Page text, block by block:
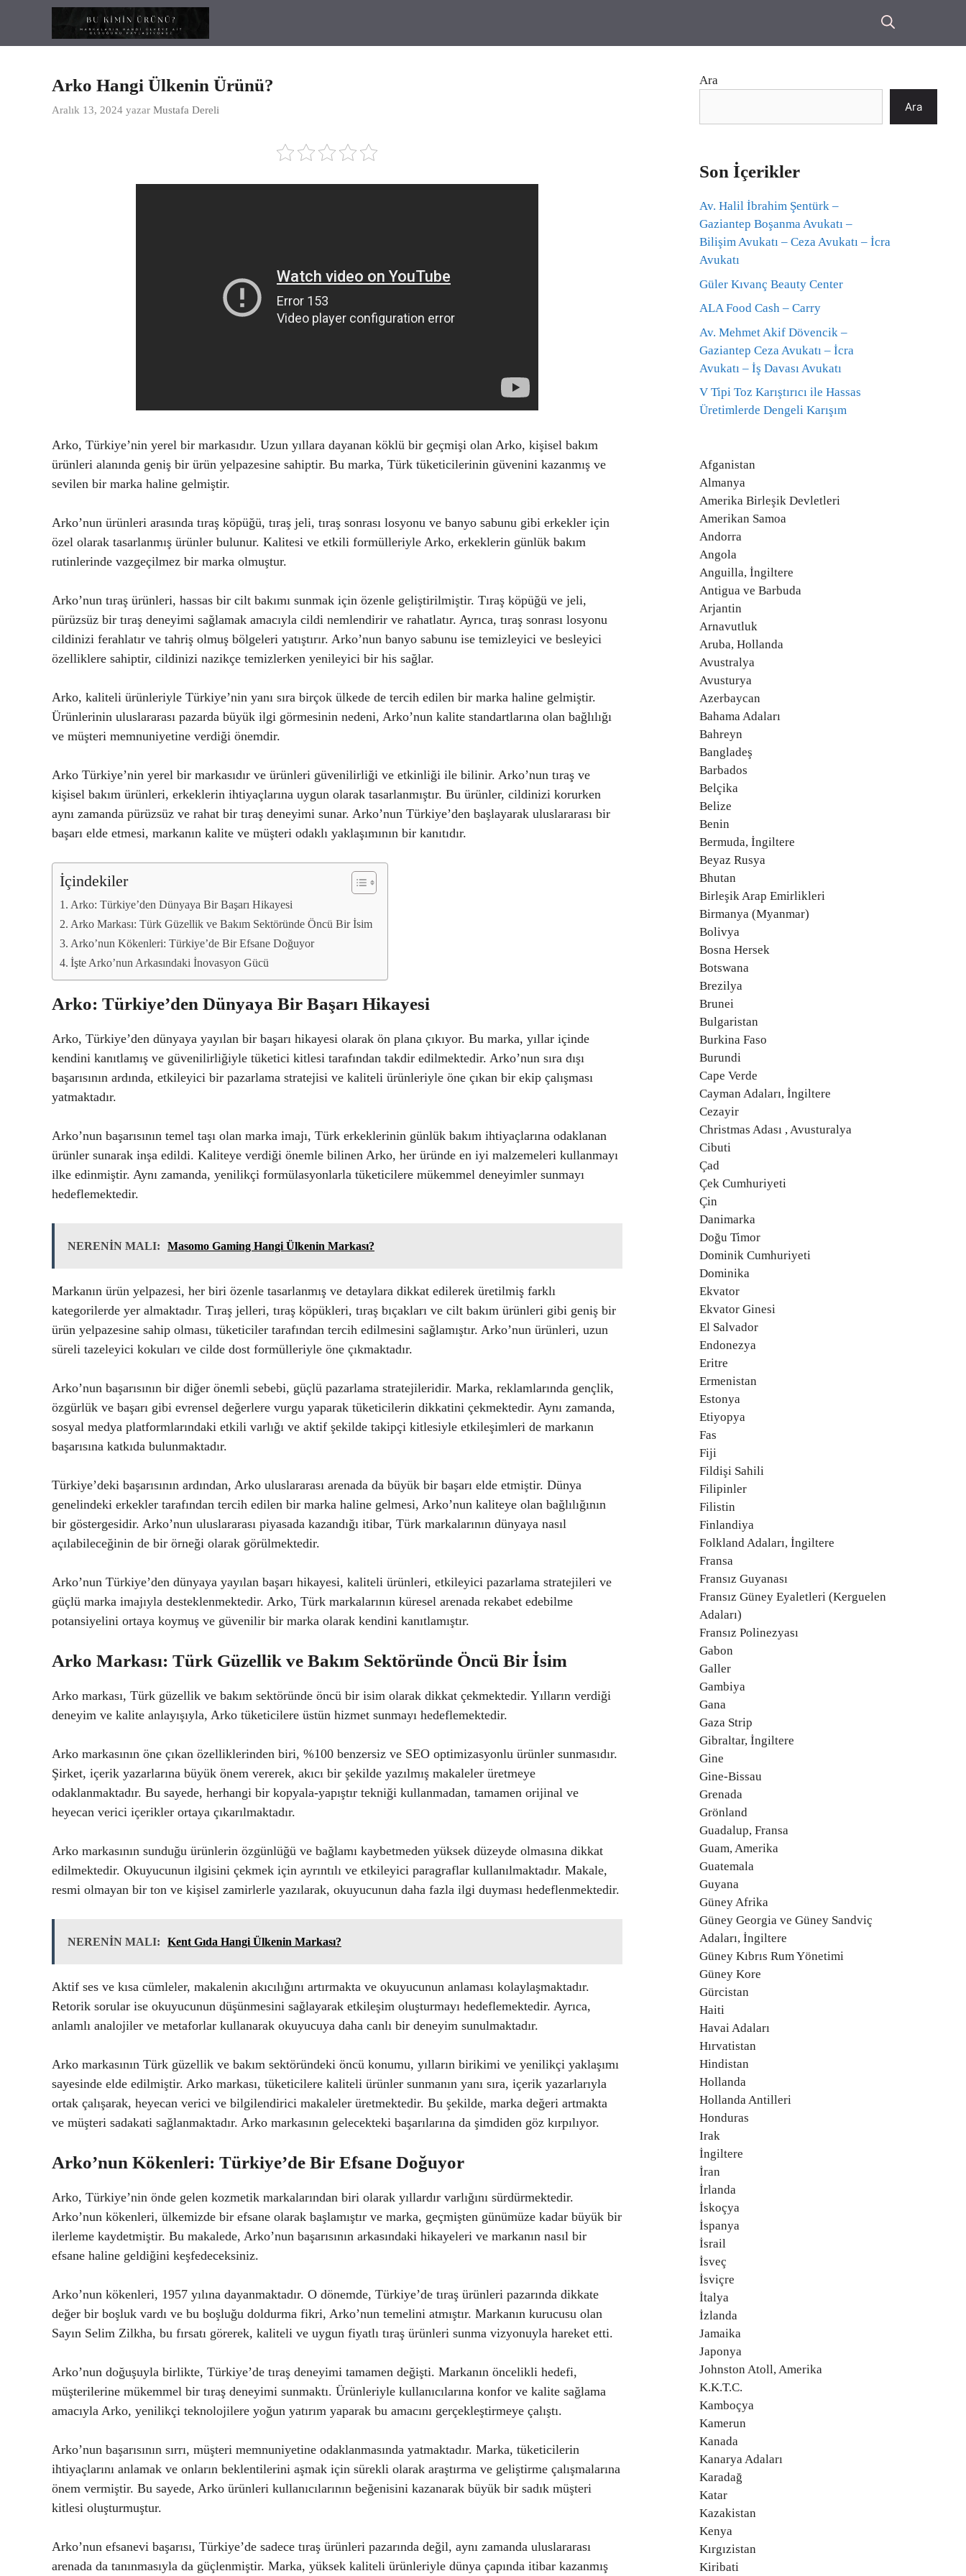
Arko Hangi Ülkenin Ürünü?
Aralık 13, 2024 yazar Mustafa Dereli
Arko, Türkiye’nin yerel bir markasıdır. Uzun yıllara dayanan köklü bir geçmişi olan Arko, kişisel bakım
ürünleri alanında geniş bir ürün yelpazesine sahiptir. Bu marka, Türk tüketicilerinin güvenini kazanmış ve
sevilen bir marka haline gelmiştir.
Arko’nun ürünleri arasında tıraş köpüğü, tıraş jeli, tıraş sonrası losyonu ve banyo sabunu gibi erkekler için
özel olarak tasarlanmış ürünler bulunur. Kalitesi ve etkili formülleriyle Arko, erkeklerin günlük bakım
rutinlerinde vazgeçilmez bir marka olmuştur.
Arko’nun tıraş ürünleri, hassas bir cilt bakımı sunmak için özenle geliştirilmiştir. Tıraş köpüğü ve jeli,
pürüzsüz bir tıraş deneyimi sağlamak amacıyla cildi nemlendirir ve rahatlatır. Ayrıca, tıraş sonrası losyonu
cildinizi ferahlatır ve tahriş olmuş bölgeleri yatıştırır. Arko’nun banyo sabunu ise temizleyici ve besleyici
özelliklere sahiptir, cildinizi nazikçe temizlerken yenileyici bir his sağlar.
Arko, kaliteli ürünleriyle Türkiye’nin yanı sıra birçok ülkede de tercih edilen bir marka haline gelmiştir.
Ürünlerinin uluslararası pazarda büyük ilgi görmesinin nedeni, Arko’nun kalite standartlarına olan bağlılığı
ve müşteri memnuniyetine verdiği önemdir.
Arko Türkiye’nin yerel bir markasıdır ve ürünleri güvenilirliği ve etkinliği ile bilinir. Arko’nun tıraş ve
kişisel bakım ürünleri, erkeklerin ihtiyaçlarına uygun olarak tasarlanmıştır. Bu ürünler, cildinizi korurken
aynı zamanda pürüzsüz ve rahat bir tıraş deneyimi sunar. Arko’nun Türkiye’den başlayarak uluslararası bir
başarı elde etmesi, markanın kalite ve müşteri odaklı yaklaşımının bir kanıtıdır.
İçindekiler
Arko: Türkiye’den Dünyaya Bir Başarı Hikayesi
Arko Markası: Türk Güzellik ve Bakım Sektöründe Öncü Bir İsim
Arko’nun Kökenleri: Türkiye’de Bir Efsane Doğuyor
İşte Arko’nun Arkasındaki İnovasyon Gücü
Arko: Türkiye’den Dünyaya Bir Başarı Hikayesi
Arko, Türkiye’den dünyaya yayılan bir başarı hikayesi olarak ön plana çıkıyor. Bu marka, yıllar içinde
kendini kanıtlamış ve güvenilirliğiyle tüketici kitlesi tarafından takdir edilmektedir. Arko’nun sıra dışı
başarısının ardında, etkileyici bir pazarlama stratejisi ve kaliteli ürünleriyle öne çıkan bir ekip çalışması
yatmaktadır.
Arko’nun başarısının temel taşı olan marka imajı, Türk erkeklerinin günlük bakım ihtiyaçlarına odaklanan
ürünler sunarak inşa edildi. Kaliteye verdiği önemle bilinen Arko, her üründe en iyi malzemeleri kullanmayı
ilke edinmiştir. Aynı zamanda, yenilikçi formülasyonlarla tüketicilere mükemmel deneyimler sunmayı
hedeflemektedir.
NERENİN MALI: Masomo Gaming Hangi Ülkenin Markası?
Markanın ürün yelpazesi, her biri özenle tasarlanmış ve detaylara dikkat edilerek üretilmiş farklı
kategorilerde yer almaktadır. Tıraş jelleri, tıraş köpükleri, tıraş bıçakları ve cilt bakım ürünleri gibi geniş bir
ürün yelpazesine sahip olması, tüketiciler tarafından tercih edilmesini sağlamıştır. Arko’nun ürünleri, uzun
süreli tazeleyici kokuları ve cilde dost formülleriyle öne çıkmaktadır.
Arko’nun başarısının bir diğer önemli sebebi, güçlü pazarlama stratejileridir. Marka, reklamlarında gençlik,
özgürlük ve başarı gibi evrensel değerlere vurgu yaparak tüketicilerin dikkatini çekmektedir. Aynı zamanda,
sosyal medya platformlarındaki etkili varlığı ve aktif şekilde takipçi kitlesiyle etkileşimleri de markanın
başarısına katkıda bulunmaktadır.
Türkiye’deki başarısının ardından, Arko uluslararası arenada da büyük bir başarı elde etmiştir. Dünya
genelindeki erkekler tarafından tercih edilen bir marka haline gelmesi, Arko’nun kaliteye olan bağlılığının
bir göstergesidir. Arko’nun uluslararası piyasada kazandığı itibar, Türk markalarının dünyaya nasıl
açılabileceğinin de bir örneği olarak görülmektedir.
Arko’nun Türkiye’den dünyaya yayılan başarı hikayesi, kaliteli ürünleri, etkileyici pazarlama stratejileri ve
güçlü marka imajıyla desteklenmektedir. Arko, Türk markalarının küresel arenada rekabet edebilme
potansiyelini ortaya koymuş ve güvenilir bir marka olarak kendini kanıtlamıştır.
Arko Markası: Türk Güzellik ve Bakım Sektöründe Öncü Bir İsim
Arko markası, Türk güzellik ve bakım sektöründe öncü bir isim olarak dikkat çekmektedir. Yılların verdiği
deneyim ve kalite anlayışıyla, Arko tüketicilere üstün hizmet sunmayı hedeflemektedir.
Arko markasının öne çıkan özelliklerinden biri, %100 benzersiz ve SEO optimizasyonlu ürünler sunmasıdır.
Şirket, içerik yazarlarına büyük önem vererek, akıcı bir şekilde yazılmış makaleler üretmeye
odaklanmaktadır. Bu sayede, herhangi bir kopyala-yapıştır tekniği kullanmadan, tamamen orijinal ve
heyecan verici içerikler ortaya çıkarılmaktadır.
Arko markasının sunduğu ürünlerin özgünlüğü ve bağlamı kaybetmeden yüksek düzeyde olmasına dikkat
edilmektedir. Okuyucunun ilgisini çekmek için ayrıntılı ve etkileyici paragraflar kullanılmaktadır. Makale,
resmi olmayan bir ton ve kişisel zamirlerle yazılarak, okuyucunun daha fazla ilgi duyması hedeflenmektedir.
NERENİN MALI: Kent Gıda Hangi Ülkenin Markası?
Aktif ses ve kısa cümleler, makalenin akıcılığını artırmakta ve okuyucunun anlaması kolaylaşmaktadır.
Retorik sorular ise okuyucunun düşünmesini sağlayarak etkileşim oluşturmayı hedeflemektedir. Ayrıca,
anlamlı analojiler ve metaforlar kullanarak okuyucuya daha canlı bir deneyim sunulmaktadır.
Arko markasının Türk güzellik ve bakım sektöründeki öncü konumu, yılların birikimi ve yenilikçi yaklaşımı
sayesinde elde edilmiştir. Arko markası, tüketicilere kaliteli ürünler sunmanın yanı sıra, içerik yazarlarıyla
ortak çalışarak, heyecan verici ve bilgilendirici makaleler üretmektedir. Bu şekilde, marka değeri artmakta
ve müşteri sadakati sağlanmaktadır. Arko markasının gelecekteki başarılarına da şimdiden göz kırpılıyor.
Arko’nun Kökenleri: Türkiye’de Bir Efsane Doğuyor
Arko, Türkiye’nin önde gelen kozmetik markalarından biri olarak yıllardır varlığını sürdürmektedir.
Arko’nun kökenleri, ülkemizde bir efsane olarak başlamıştır ve marka, geçmişten günümüze kadar büyük bir
ilerleme kaydetmiştir. Bu makalede, Arko’nun başarısının arkasındaki hikayeleri ve markanın nasıl bir
efsane haline geldiğini keşfedeceksiniz.
Arko’nun kökenleri, 1957 yılına dayanmaktadır. O dönemde, Türkiye’de tıraş ürünleri pazarında dikkate
değer bir boşluk vardı ve bu boşluğu doldurma fikri, Arko’nun temelini atmıştır. Markanın kurucusu olan
Sayın Selim Zilkha, bu fırsatı görerek, kaliteli ve uygun fiyatlı tıraş ürünleri sunma vizyonuyla hareket etti.
Arko’nun doğuşuyla birlikte, Türkiye’de tıraş deneyimi tamamen değişti. Markanın öncelikli hedefi,
müşterilerine mükemmel bir tıraş deneyimi sunmaktı. Ürünleriyle kullanıcılarına konfor ve kalite sağlama
amacıyla Arko, yenilikçi teknolojilere yoğun yatırım yaparak bu amacını gerçekleştirmeye çalıştı.
Arko’nun başarısının sırrı, müşteri memnuniyetine odaklanmasında yatmaktadır. Marka, tüketicilerin
ihtiyaçlarını anlamak ve onların beklentilerini aşmak için sürekli olarak araştırma ve geliştirme çalışmalarına
önem vermiştir. Bu sayede, Arko ürünleri kullanıcılarının beğenisini kazanarak büyük bir sadık müşteri
kitlesi oluşturmuştur.
Arko’nun efsanevi başarısı, Türkiye’de sadece tıraş ürünleri pazarında değil, aynı zamanda uluslararası
arenada da tanınmasıyla da güçlenmiştir. Marka, yüksek kaliteli ürünleriyle dünya çapında itibar kazanmış
Ara
Ara
Son İçerikler
Av. Halil İbrahim Şentürk –
Gaziantep Boşanma Avukatı –
Bilişim Avukatı – Ceza Avukatı – İcra
Avukatı
Güler Kıvanç Beauty Center
ALA Food Cash – Carry
Av. Mehmet Akif Dövencik –
Gaziantep Ceza Avukatı – İcra
Avukatı – İş Davası Avukatı
V Tipi Toz Karıştırıcı ile Hassas
Üretimlerde Dengeli Karışım
Afganistan
Almanya
Amerika Birleşik Devletleri
Amerikan Samoa
Andorra
Angola
Anguilla, İngiltere
Antigua ve Barbuda
Arjantin
Arnavutluk
Aruba, Hollanda
Avustralya
Avusturya
Azerbaycan
Bahama Adaları
Bahreyn
Bangladeş
Barbados
Belçika
Belize
Benin
Bermuda, İngiltere
Beyaz Rusya
Bhutan
Birleşik Arap Emirlikleri
Birmanya (Myanmar)
Bolivya
Bosna Hersek
Botswana
Brezilya
Brunei
Bulgaristan
Burkina Faso
Burundi
Cape Verde
Cayman Adaları, İngiltere
Cezayir
Christmas Adası , Avusturalya
Cibuti
Çad
Çek Cumhuriyeti
Çin
Danimarka
Doğu Timor
Dominik Cumhuriyeti
Dominika
Ekvator
Ekvator Ginesi
El Salvador
Endonezya
Eritre
Ermenistan
Estonya
Etiyopya
Fas
Fiji
Fildişi Sahili
Filipinler
Filistin
Finlandiya
Folkland Adaları, İngiltere
Fransa
Fransız Guyanası
Fransız Güney Eyaletleri (Kerguelen
Adaları)
Fransız Polinezyası
Gabon
Galler
Gambiya
Gana
Gaza Strip
Gibraltar, İngiltere
Gine
Gine-Bissau
Grenada
Grönland
Guadalup, Fransa
Guam, Amerika
Guatemala
Guyana
Güney Afrika
Güney Georgia ve Güney Sandviç
Adaları, İngiltere
Güney Kıbrıs Rum Yönetimi
Güney Kore
Gürcistan
Haiti
Havai Adaları
Hırvatistan
Hindistan
Hollanda
Hollanda Antilleri
Honduras
Irak
İngiltere
İran
İrlanda
İskoçya
İspanya
İsrail
İsveç
İsviçre
İtalya
İzlanda
Jamaika
Japonya
Johnston Atoll, Amerika
K.K.T.C.
Kamboçya
Kamerun
Kanada
Kanarya Adaları
Karadağ
Katar
Kazakistan
Kenya
Kırgızistan
Kiribati